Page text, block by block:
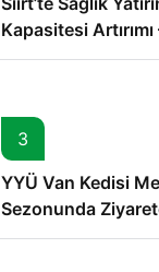
Kapasitesi
Memişoğlu’nun
3
YYÜ Van Kedisi
Sezonunda
Vurgusu